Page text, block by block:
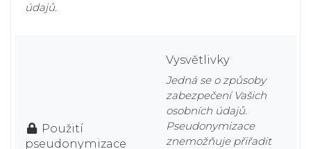
údajů.
Použití
pseudonymizace
Vysvětlivky
Jedná se o způsoby
zabezpečení Vašich
osobních údajů.
Pseudonymizace
znemožňuje přiřadit